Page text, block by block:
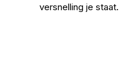
versnelling je staat.